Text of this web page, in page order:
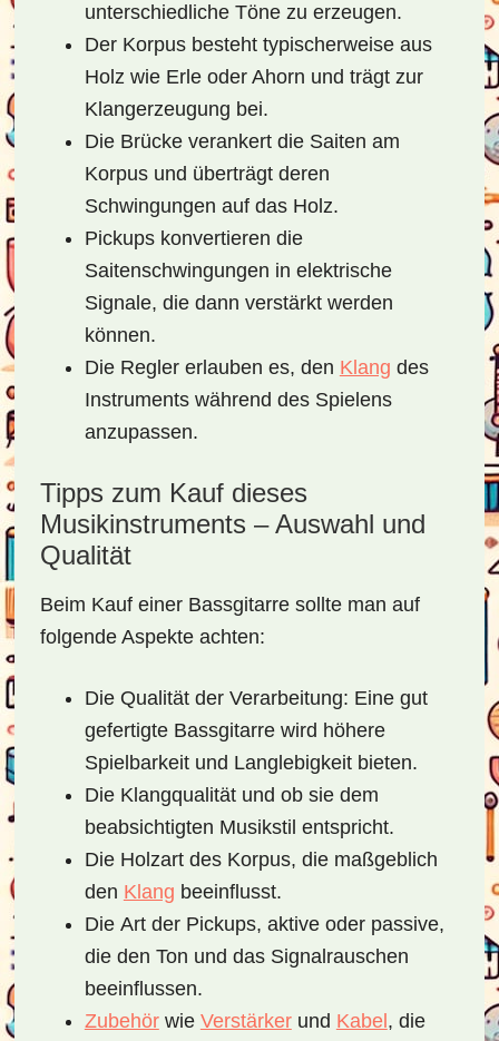
unterschiedliche Töne zu erzeugen.
Der Korpusbesteht typischerweise aus
Holz wie Erle oder Ahorn und trägt zur
Klangerzeugung bei.
Die Brückeverankert die Saiten am
Korpus und überträgt deren
Schwingungen auf das Holz.
Pickupskonvertieren die
Saitenschwingungen in elektrische
Signale, die dann verstärkt werden
können.
Die Reglererlauben es, den Klang des
Instruments während des Spielens
anzupassen.
Tipps zum Kauf dieses
Musikinstruments – Auswahl und
Qualität
Beim Kauf einer Bassgitarre sollte man auf
folgende Aspekte achten:
Die Qualität der Verarbeitung: Eine gut
gefertigte Bassgitarre wird höhere
Spielbarkeit und Langlebigkeit bieten.
Die Klangqualitätund ob sie dem
beabsichtigten Musikstil entspricht.
Die Holzartdes Korpus, die maßgeblich
den Klang beeinflusst.
Die Art der Pickups, aktive oder passive,
die den Ton und das Signalrauschen
beeinflussen.
Zubehörwie Verstärkerund Kabel , die